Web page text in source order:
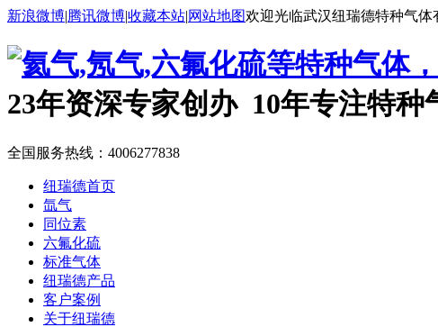
新浪微博|腾讯微博|收藏本站|网站地图欢迎光临武汉纽瑞德特种气体
23年资深专家创办 10年专注特种
全国服务热线： 4006277838
纽瑞德首页
氙气
同位素
六氟化硫
标准气体
纽瑞德产品
客户案例
关于纽瑞德